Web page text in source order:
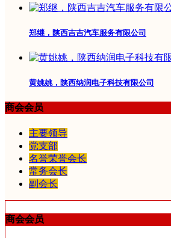
郑继，陕西吉吉汽车服务有限公司
黄姚姚，陕西纳润电子科技有限公司
商会会员
主要领导
党支部
名誉荣誉会长
常务会长
副会长
商会会员